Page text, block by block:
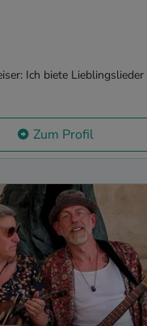
Ich biete Lieblingslieder
Zum Profil